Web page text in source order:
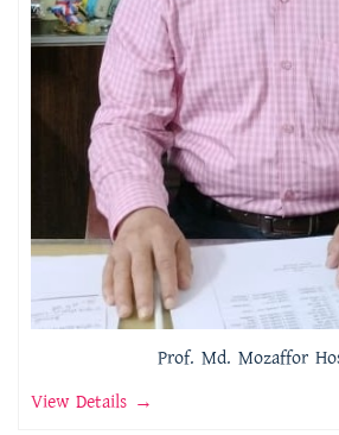
Prof. Md. Mozaffor
View Details →